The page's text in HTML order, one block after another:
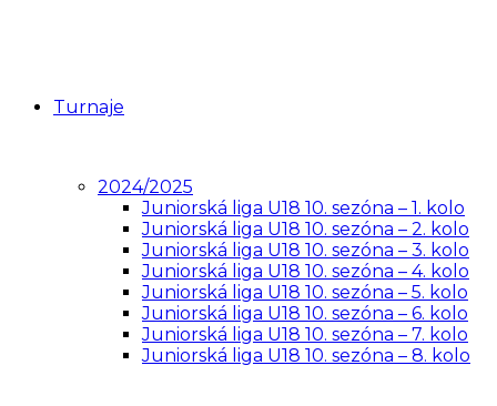
Turnaje
2024/2025
Juniorská liga U18 10. sezóna – 1. kolo
Juniorská liga U18 10. sezóna – 2. kolo
Juniorská liga U18 10. sezóna – 3. kolo
Juniorská liga U18 10. sezóna – 4. kolo
Juniorská liga U18 10. sezóna – 5. kolo
Juniorská liga U18 10. sezóna – 6. kolo
Juniorská liga U18 10. sezóna – 7. kolo
Juniorská liga U18 10. sezóna – 8. kolo